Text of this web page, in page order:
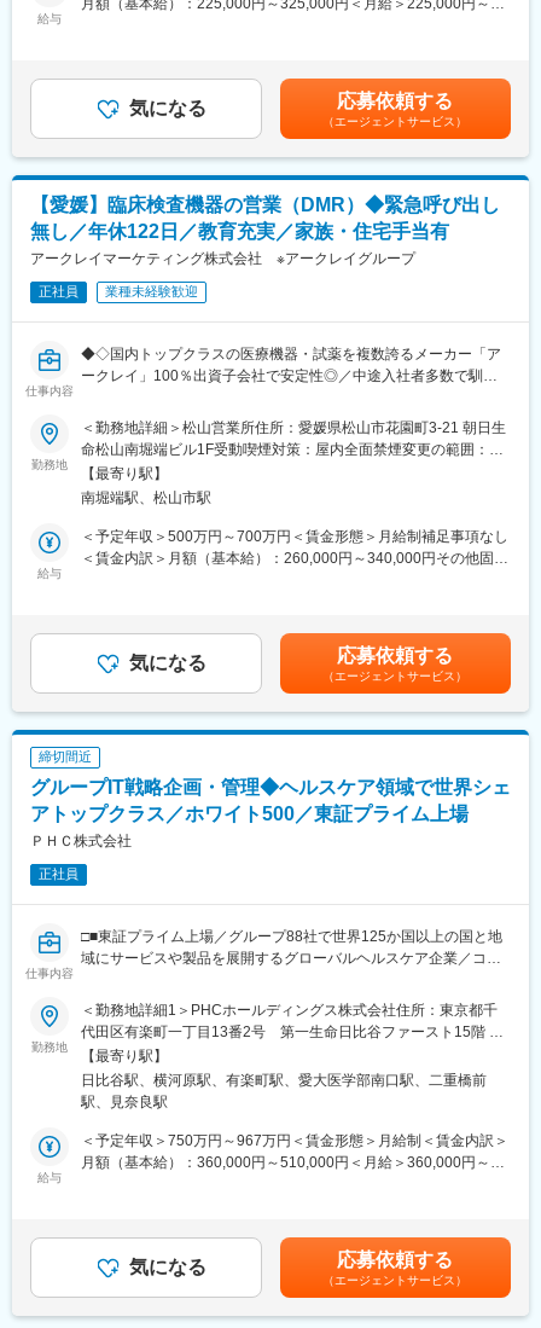
・出張：あり
国内（群馬、東京、成田）月1回、1回あたり2、3日程度
海外（UK、インドネシアなど）四半期-半期に1回、1回あたり1週
■出向先
・企業名：PHCホールディングス株式会社
・形態：在籍出向
・事業内容：各種ヘルスケア機器・サービスの開発・製造・販売
（糖尿病マネジメント、ヘルスケアソリューション、診断・ライ
フサイエンス）
変更の範囲：当社業務全般
・機器導入後の技術支援や購入前後のサポート
い。
■就業環境：年間を通しての残業時間は平均して30～40時間とな
っており、夜間の対応につきましては月1, 2回のペースです。一次
対応はコールセンターが行い、現場での対応が必要な場合のみ、
夜間出勤をします。夜間・休日の出勤はスキルを備えられたこと
が確認できたのちに入ることになりますので、新人の内から対応
を求められることはありません。
■サポート体制：不明な点は本部アプリケーションエンジニアおよ
びテクニカルサポートエンジニアがいるため、最初は専門的な知
識はそこまで持っていなくても大丈夫です。スキルを備えたあと
呼び出し手当、待機手当、時間外出勤手当などはしっかり完備さ
れております。
て育成を行います。過去にも未経験の方も多く入社していますの
でご安心ください。
■長期的な就業可能：現在は勤続年数20年と在籍している方も多
数おり年齢層も20歳～50歳とバランスよく活躍しています。自己
都合の退職も3~5％と大手日系メーカーと同様に非常に長く働け
る環境です。
■キャリアパス：機械だけでなく電気やIT・科学の知識も身に着け
ど積極的なキャリア構築が可能です。
変更の範囲：会社の定める業務
給与
月額（基本給）：225,000円～325,000円＜月給＞225,000円～
までも目安の金額であり、選考を通じて上下する可能性がありま
す。月給(月額)は固定手当を含めた表記です。賃金はあくまでも目
安の金額であり、選考を通じて上下する可能性があります。月給
(月額)は固定手当を含めた表記です。
気になる 応募依頼する
（エージェントサービス）
【愛媛】臨床検査機器の営業（DMR）◆緊急呼び出し
無し／年休122日／教育充実／家族・住宅手当有
アークレイマーケティング株式会社 ※アークレイグループ
正社員 業種未経験歓迎
仕事内容
◆◇国内トップクラスの医療機器・試薬を複数誇るメーカー「ア
ークレイ」100％出資子会社で安定性◎／中途入社者多数で馴染
住宅手当有り◆◇
■職務内容：
医療施設（病院、開業医、検査センター等）や販売代理店へ訪
問、医療情報の提供や臨床検査機器、体外診断用医薬品の販売を
お任せします。
◎訪問先：大規模病院、クリニック、歯科、動物病院等。医師や
■業務の特徴：
・基本直行直帰になります（社用車貸与・駐車場は自宅近くに法
新規クリニック開業の情報が入った場合の対応がメインです。飛
び込みやテレアポはありません。
・売上目標は、基本的にはチームで数字を追いかけています。個
人目標もありますが、メンバーへのフォローが手厚い職場です。
・裁量をもって、営業スケジュールを決めることができます。
◎糖尿病検査分野
◎尿検査分野
◎ポイントオブケア分野
◎血糖自己測定分野
■入社後の流れ：
・入社後は、2週間程、Eラーニングで基本的な知識を学びます。
だくため、フォローアップも行います。
・実機研修や、OJTでフォローしながら独り立ちしていただきま
プロモーター・エリアマネージャーといったポジションを用意し
ています。「営業スキルの深堀」以外の領域（マーケティング部
勤務地
＜勤務地詳細＞松山営業所住所：愛媛県松山市花園町3-21 朝日生
命松山南堀端ビル1F受動喫煙対策：屋内全面禁煙変更の範囲：会
社の定める事業所
【最寄り駅】
南堀端駅、松山市駅
給与
＜予定年収＞500万円～700万円＜賃金形態＞月給制補足事項なし
＜賃金内訳＞月額（基本給）：260,000円～340,000円その他固定
以上かかり、引越しの場合は引っ越し費用を会社負担いたしま
す。礼金が15万（単身）、25万（家族帯同）、仲介手数料家賃1
ヶ月分も会社負担となります。尚、社宅適用となった場合は、適
用が異なります。賃金はあくまでも目安の金額であり、選考を通
じて上下する可能性があります。月給(月額)は固定手当を含めた表
記です。
気になる 応募依頼する
（エージェントサービス）
締切間近
グループIT戦略企画・管理◆ヘルスケア領域で世界シェ
アトップクラス／ホワイト500／東証プライム上場
ＰＨＣ株式会社
正社員
仕事内容
□■東証プライム上場／グループ88社で世界125か国以上の国と地
域にサービスや製品を展開するグローバルヘルスケア企業／コロ
野で事業成長□■
■業務内容：
グループ全体に関わる、または戦略的に最重要なITプロジェクト
において、以下の業務を担当いただきます。
- プロジェクトおよびプロジェクトポートフォリオの管理
- プロジェクトライフサイクルおよびリソース管理や品質管理
- 企業活動の維持・発展・効率化を目的とした、IT戦略の企画・立
担当しています。
海外案件は欧州のITチームが中心になって管理していますが、一
勤務地
＜勤務地詳細1＞PHCホールディングス株式会社住所：東京都千
代田区有楽町一丁目13番2号 第一生命日比谷ファースト15階 受
動喫煙対策：屋内全面禁煙＜勤務地詳細2＞松山地区住所：愛媛県
東温市南方2131‐1 勤務地最寄駅：伊予鉄道横河原線／横河原駅受
動喫煙対策：屋内全面禁煙変更の範囲：会社の定める事業所（リ
【最寄り駅】
日比谷駅、横河原駅、有楽町駅、愛大医学部南口駅、二重橋前
駅、見奈良駅
給与
＜予定年収＞750万円～967万円＜賃金形態＞月給制＜賃金内訳＞
月額（基本給）：360,000円～510,000円＜月給＞360,000円～
て上下する可能性があります。月給(月額)は固定手当を含めた表記
です。 気になる 応募依頼する
（エージェントサービス）